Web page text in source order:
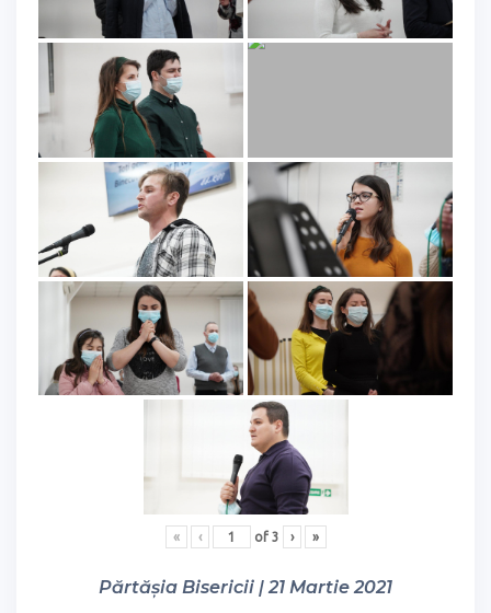
« ‹ of 3 › »
Părtășia Bisericii | 21 Martie 2021